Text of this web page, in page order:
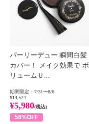
パーリーデュー 瞬間白髪
カバー！ メイク効果で ボ
リュームＵ...
期間限定：7/31〜8/6
¥14,524
¥5,980(税込)
58%OFF